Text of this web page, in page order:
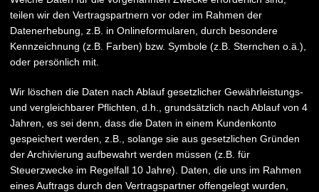
teilen wir den Vertragspartnern vor oder im Rahmen der
Datenerhebung, z.B. in Onlineformularen, durch besondere
Kennzeichnung (z.B. Farben) bzw. Symbole (z.B. Sternchen o.ä.),
oder persönlich mit.
Wir löschen die Daten nach Ablauf gesetzlicher Gewährleistungs-
und vergleichbarer Pflichten, d.h., grundsätzlich nach Ablauf von 4
Jahren, es sei denn, dass die Daten in einem Kundenkonto
gespeichert werden, z.B., solange sie aus gesetzlichen Gründen
der Archivierung aufbewahrt werden müssen (z.B. für
Steuerzwecke im Regelfall 10 Jahre). Daten, die uns im Rahmen
eines Auftrags durch den Vertragspartner offengelegt wurden,